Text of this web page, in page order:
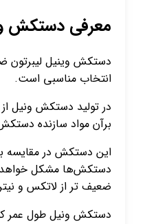
معرفی دستکش
دستکش وینیل لیبرتون
انتخاب مناسبی است.
در تولید دستکش ونیل
برآن مواد سازنده
این دستکش در مقایسه
ضعیف تر از لاتکس و
دستکش ونیل طول عمر